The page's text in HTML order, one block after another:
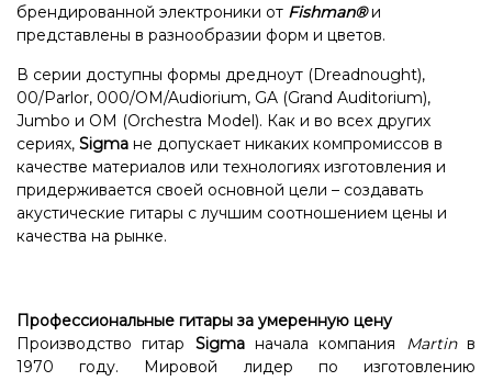
брендированной электроники от Fishman®и
представлены в разнообразии форм и цветов.
В серии доступны формы дредноут (Dreadnought),
00/Parlor, 000/OM/Audiorium, GA (Grand Auditorium),
Jumbo и OM (Orchestra Model). Как и во всех других
сериях, Sigma не допускает никаких компромиссов в
качестве материалов или технологиях изготовления и
придерживается своей основной цели – создавать
акустические гитары с лучшим соотношением цены и
качества на рынке.
Профессиональные гитары за умеренную цену
Производство гитар Sigmaначала компания Martinв
1970 году. Мировой лидер по изготовлению